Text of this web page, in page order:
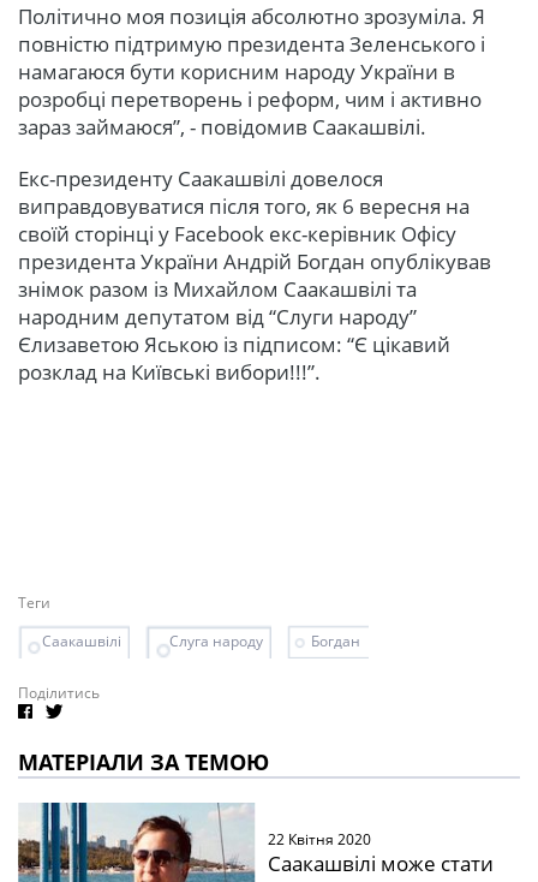
Політично моя позиція абсолютно зрозуміла. Я
повністю підтримую президента Зеленського і
намагаюся бути корисним народу України в
розробці перетворень і реформ, чим і активно
зараз займаюся”, - повідомив Саакашвілі.
Екс-президенту Саакашвілі довелося
виправдовуватися після того, як 6 вересня на
своїй сторінці у Facebook екс-керівник Офісу
президента України Андрій Богдан опублікував
знімок разом із Михайлом Саакашвілі та
народним депутатом від “Слуги народу”
Єлизаветою Яською із підписом: “Є цікавий
розклад на Київські вибори!!!”.
Теги
Саакашвілі
Слуга народу Богдан
Поділитись
МАТЕРІАЛИ ЗА ТЕМОЮ
22 Квітня 2020
Саакашвілі може стати